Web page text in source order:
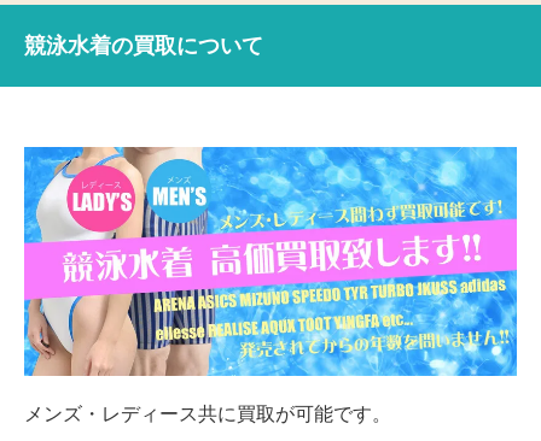
競泳水着の買取について
メンズ・レディース共に買取が可能です。